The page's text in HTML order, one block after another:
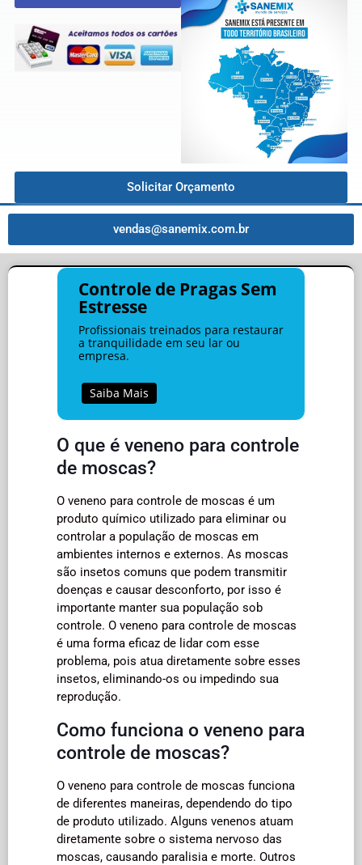
Solicitar Orçamento
vendas@sanemix.com.br
Controle de Pragas Sem
Estresse
Profissionais treinados para restaurar
a tranquilidade em seu lar ou
empresa.
Saiba Mais
O que é veneno para controle
de moscas?
O veneno para controle de moscas é um
produto químico utilizado para eliminar ou
controlar a população de moscas em
ambientes internos e externos. As moscas
são insetos comuns que podem transmitir
doenças e causar desconforto, por isso é
importante manter sua população sob
controle. O veneno para controle de moscas
é uma forma eficaz de lidar com esse
problema, pois atua diretamente sobre esses
insetos, eliminando-os ou impedindo sua
reprodução.
Como funciona o veneno para
controle de moscas?
O veneno para controle de moscas funciona
de diferentes maneiras, dependendo do tipo
de produto utilizado. Alguns venenos atuam
diretamente sobre o sistema nervoso das
moscas, causando paralisia e morte. Outros